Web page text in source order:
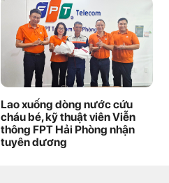
Lao xuống dòng nước cứu
cháu bé, kỹ thuật viên Viễn
thông FPT Hải Phòng nhận
tuyên dương